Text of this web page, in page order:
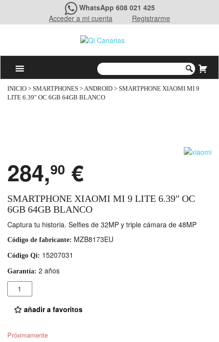
WhatsApp 608 021 425
Acceder a mi cuenta
Registrarme
INICIO > SMARTPHONES >ANDROID > SMARTPHONE XIAOMI MI 9
LITE 6.39″ OC 6GB 64GB BLANCO
284,90 €
SMARTPHONE XIAOMI MI 9 LITE 6.39″ OC
6GB 64GB BLANCO
Captura tu historia. Selfies de 32MP y triple cámara de 48MP
Código de fabricante: MZB8173EU
Código Qi: 15207031
Garantía: 2 años
Cantidad
añadir a favoritos
Próximamente